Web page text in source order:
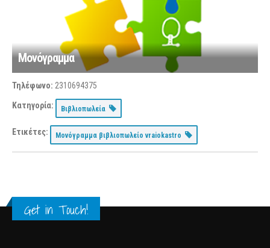
Μονόγραμμα
Τηλέφωνο: 2310694375
Κατηγορία: Βιβλιοπωλεία
Ετικέτες: Μονόγραμμα βιβλιοπωλείο vraiokastro
Get in Touch!